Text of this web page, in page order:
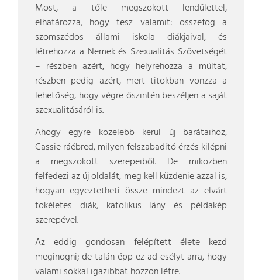
Most, a tőle megszokott lendülettel,
elhatározza, hogy tesz valamit: összefog a
szomszédos állami iskola diákjaival, és
létrehozza a Nemek és Szexualitás Szövetségét
– részben azért, hogy helyrehozza a múltat,
részben pedig azért, mert titokban vonzza a
lehetőség, hogy végre őszintén beszéljen a saját
szexualitásáról is.
Ahogy egyre közelebb kerül új barátaihoz,
Cassie ráébred, milyen felszabadító érzés kilépni
a megszokott szerepeiből. De miközben
felfedezi az új oldalát, meg kell küzdenie azzal is,
hogyan egyeztetheti össze mindezt az elvárt
tökéletes diák, katolikus lány és példakép
szerepével.
Az eddig gondosan felépített élete kezd
meginogni; de talán épp ez ad esélyt arra, hogy
valami sokkal igazibbat hozzon létre.